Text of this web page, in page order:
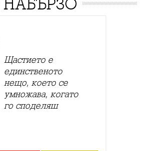
НАБЪРЗО
Щастието е
единственото
нещо, което се
умножава, когато
го споделяш